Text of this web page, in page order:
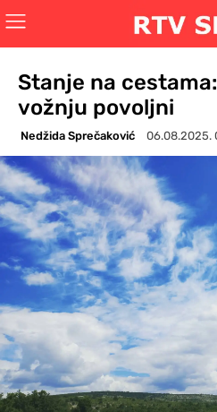
Stanje na
vožnju povoljni
Nedžida Sprečaković 06.08.2025.